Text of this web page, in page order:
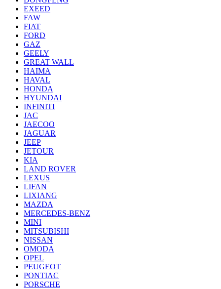
EXEED
FAW
FIAT
FORD
GAZ
GEELY
GREAT WALL
HAIMA
HAVAL
HONDA
HYUNDAI
INFINITI
JAC
JAECOO
JAGUAR
JEEP
JETOUR
KIA
LAND ROVER
LEXUS
LIFAN
LIXIANG
MAZDA
MERCEDES-BENZ
MINI
MITSUBISHI
NISSAN
OMODA
OPEL
PEUGEOT
PONTIAC
PORSCHE